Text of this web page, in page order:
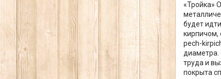
«Тройка»
будет
кирпичом,
pech-
диаметра.
труда и
покрыта